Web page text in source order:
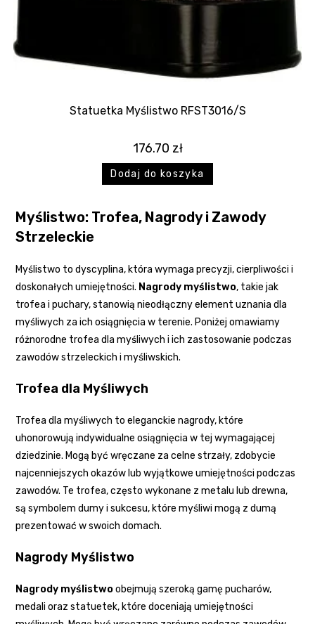
Statuetka Myślistwo RFST3016/S
176.70 zł
Dodaj do koszyka
Myślistwo: Trofea, Nagrody i Zawody
Strzeleckie
Myślistwo to dyscyplina, która wymaga precyzji, cierpliwości i
doskonałych umiejętności. Nagrody myślistwo, takie jak
trofea i puchary, stanowią nieodłączny element uznania dla
myśliwych za ich osiągnięcia w terenie. Poniżej omawiamy
różnorodne trofea dla myśliwych i ich zastosowanie podczas
zawodów strzeleckich i myśliwskich.
Trofea dla Myśliwych
Trofea dla myśliwych to eleganckie nagrody, które
uhonorowują indywidualne osiągnięcia w tej wymagającej
dziedzinie. Mogą być wręczane za celne strzały, zdobycie
najcenniejszych okazów lub wyjątkowe umiejętności podczas
zawodów. Te trofea, często wykonane z metalu lub drewna,
są symbolem dumy i sukcesu, które myśliwi mogą z dumą
prezentować w swoich domach.
Nagrody Myślistwo
Nagrody myślistwoobejmują szeroką gamę pucharów,
medali oraz statuetek, które doceniają umiejętności